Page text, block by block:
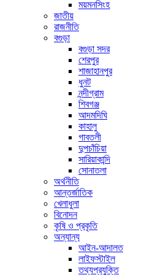
ময়মনসিংহ
জাতীয়
রাজনীতি
বগুড়া
বগুড়া সদর
শেরপুর
শাজাহানপুর
ধুনট
নন্দীগ্রাম
শিবগঞ্জ
আদমদিঘি
কাহালু
গাবতলী
দুপচাঁচিয়া
সারিয়াকান্দি
সোনাতলা
অর্থনীতি
আন্তর্জাতিক
খেলাধুলা
বিনোদন
কৃষি ও প্রকৃতি
অন্যান্য
আইন-আদালত
লাইফস্টাইল
তথ্যপ্রযুক্তি